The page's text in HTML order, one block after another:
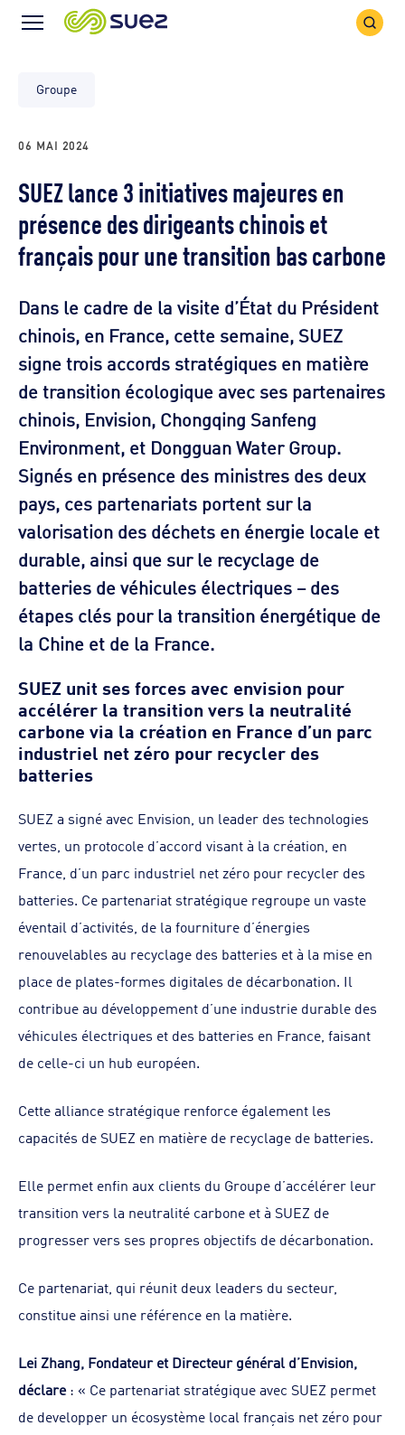
Icône
Icône
Groupe
06 MAI 2024
SUEZ lance 3 initiatives majeures en
présence des dirigeants chinois et
français pour une transition bas carbone
Dans le cadre de la visite d’État du Président
chinois, en France, cette semaine, SUEZ
signe trois accords stratégiques en matière
de transition écologique avec ses partenaires
chinois, Envision, Chongqing Sanfeng
Environment, et Dongguan Water Group.
Signés en présence des ministres des deux
pays, ces partenariats portent sur la
valorisation des déchets en énergie locale et
durable, ainsi que sur le recyclage de
batteries de véhicules électriques – des
étapes clés pour la transition énergétique de
la Chine et de la France.
SUEZ unit ses forces avec envision pour
accélérer la transition vers la neutralité
carbone via la création en France d’un parc
industriel net zéro pour recycler des
batteries
SUEZ a signé avec Envision, un leader des technologies
vertes, un protocole d’accord visant à la création, en
France, d’un parc industriel net zéro pour recycler des
batteries. Ce partenariat stratégique regroupe un vaste
éventail d’activités, de la fourniture d’énergies
renouvelables au recyclage des batteries et à la mise en
place de plates-formes digitales de décarbonation. Il
contribue au développement d’une industrie durable des
véhicules électriques et des batteries en France, faisant
de celle-ci un hub européen.
Cette alliance stratégique renforce également les
capacités de SUEZ en matière de recyclage de batteries.
Elle permet enfin aux clients du Groupe d’accélérer leur
transition vers la neutralité carbone et à SUEZ de
progresser vers ses propres objectifs de décarbonation.
Ce partenariat, qui réunit deux leaders du secteur,
constitue ainsi une référence en la matière.
Lei Zhang, Fondateur et Directeur général d’Envision,
déclare: « Ce partenariat stratégique avec SUEZ permet
de developper un écosystème local français net zéro pour